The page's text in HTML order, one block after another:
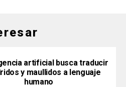
artificial busca traducir
y maullidos a lenguaje
humano